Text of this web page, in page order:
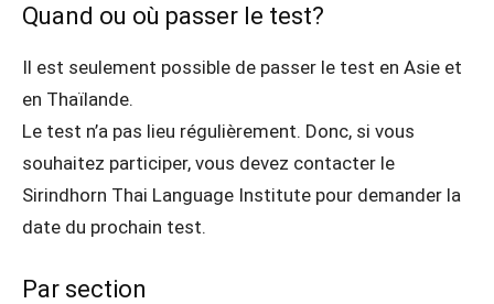
Quand ou où passer le test?
Il est seulement possible de passer le test en Asie et
en Thaïlande.
Le test n’a pas lieu régulièrement. Donc, si vous
souhaitez participer, vous devez contacter le
Sirindhorn Thai Language Institute pour demander la
date du prochain test.
Par section